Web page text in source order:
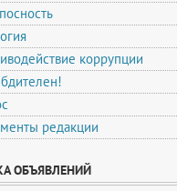
коррупции
редакции
ОБЪЯВЛЕНИЙ